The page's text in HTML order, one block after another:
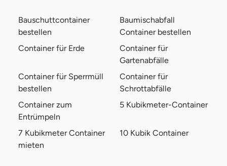
Bauschuttcontainer
bestellen
Baumischabfall
Container bestellen
Container für Erde
Container für
Gartenabfälle
Container für Sperrmüll
bestellen
Container für
Schrottabfälle
Container zum
Entrümpeln
5 Kubikmeter-Container
7 Kubikmeter Container
mieten
10 Kubik Container